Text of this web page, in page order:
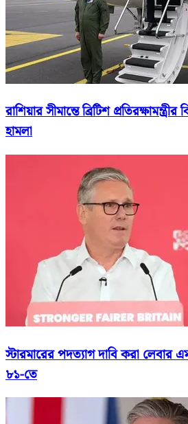
রাশিয়ার সীমান্তে ব্রিটিশ
হামলা
স্টারমারের পদত্যাগ দাবি করা লেবার
৮১-তে